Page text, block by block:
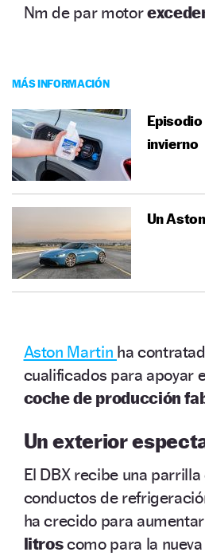
Nm de par motor
MÁS INFORMACIÓN
invierno
Un
Aston Martin ha
cualificados para apoyar
coche de producción
Un exterior
El DBX recibe una
conductos de
ha crecido para
litroscomo para la nueva